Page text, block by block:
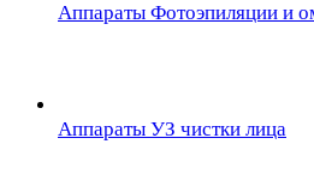
Аппараты Фотоэпиляции и
Аппараты УЗ чистки лица